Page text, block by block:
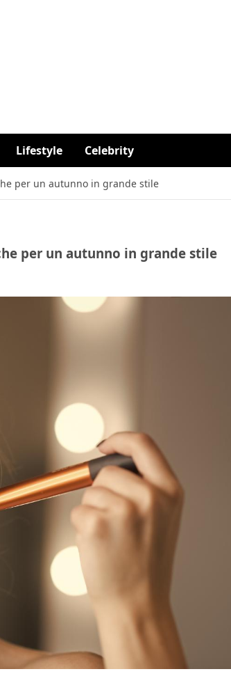
Lifestyle Celebrity
per un autunno in grande stile
per un autunno in grande stile